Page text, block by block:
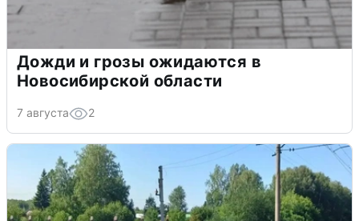
Дожди и грозы ожидаются в
Новосибирской области
7 августа 2